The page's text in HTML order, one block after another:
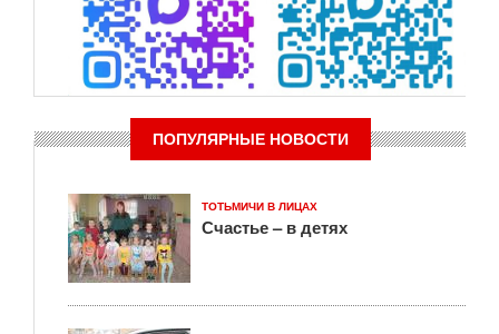
ПОПУЛЯРНЫЕ НОВОСТИ
ТОТЬМИЧИ В ЛИЦАХ
Счастье – в детях